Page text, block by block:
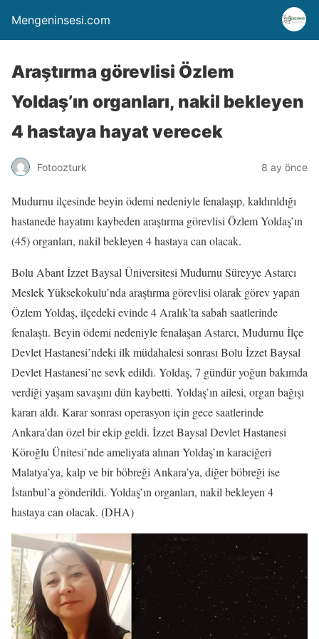
Mengeninsesi.com
Araştırma görevlisi Özlem
Yoldaş’ın organları, nakil bekleyen
4 hastaya hayat verecek
Fotoozturk 8 ay önce
Mudurnu ilçesinde beyin ödemi nedeniyle fenalaşıp, kaldırıldığı
hastanede hayatını kaybeden araştırma görevlisi Özlem Yoldaş’ın
(45) organları, nakil bekleyen 4 hastaya can olacak.
Bolu Abant İzzet Baysal Üniversitesi Mudurnu Süreyye Astarcı
Meslek Yüksekokulu’nda araştırma görevlisi olarak görev yapan
Özlem Yoldaş, ilçedeki evinde 4 Aralık’ta sabah saatlerinde
fenalaştı. Beyin ödemi nedeniyle fenalaşan Astarcı, Mudurnu İlçe
Devlet Hastanesi’ndeki ilk müdahalesi sonrası Bolu İzzet Baysal
Devlet Hastanesi’ne sevk edildi. Yoldaş, 7 gündür yoğun bakımda
verdiği yaşam savaşını dün kaybetti. Yoldaş’ın ailesi, organ bağışı
kararı aldı. Karar sonrası operasyon için gece saatlerinde
Ankara’dan özel bir ekip geldi. İzzet Baysal Devlet Hastanesi
Köroğlu Ünitesi’nde ameliyata alınan Yoldaş’ın karaciğeri
Malatya’ya, kalp ve bir böbreği Ankara’ya, diğer böbreği ise
İstanbul’a gönderildi. Yoldaş’ın organları, nakil bekleyen 4
hastaya can olacak. (DHA)